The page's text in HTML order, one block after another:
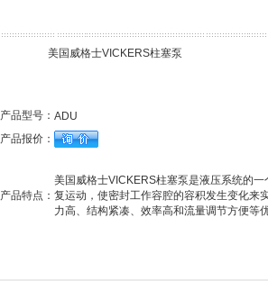
美国威格士VICKERS柱塞泵
产品型号： ADU
产品报价：
产品特点：
美国威格士VICKERS柱塞泵是液压系统的
复运动，使密封工作容腔的容积发生变化来
力高、结构紧凑、效率高和流量调节方便等优